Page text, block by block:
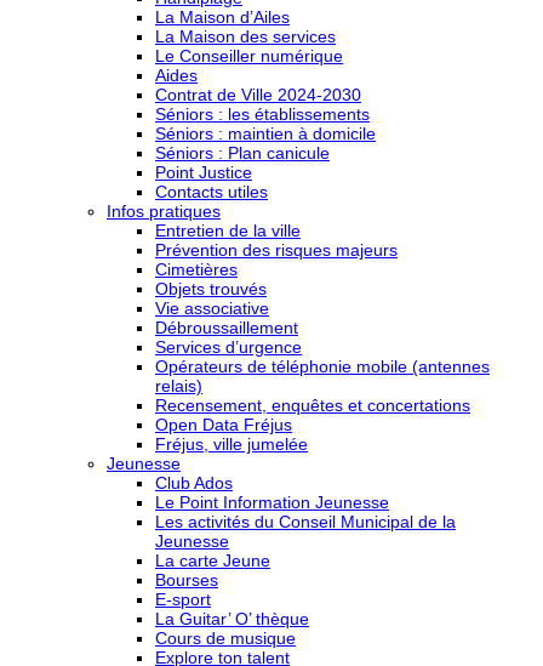
La Maison d’Ailes
La Maison des services
Le Conseiller numérique
Aides
Contrat de Ville 2024-2030
Séniors : les établissements
Séniors : maintien à domicile
Séniors : Plan canicule
Point Justice
Contacts utiles
Infos pratiques
Entretien de la ville
Prévention des risques majeurs
Cimetières
Objets trouvés
Vie associative
Débroussaillement
Services d’urgence
Opérateurs de téléphonie mobile (antennes
relais)
Recensement, enquêtes et concertations
Open Data Fréjus
Fréjus, ville jumelée
Jeunesse
Club Ados
Le Point Information Jeunesse
Les activités du Conseil Municipal de la
Jeunesse
La carte Jeune
Bourses
E-sport
La Guitar’ O’ thèque
Cours de musique
Explore ton talent